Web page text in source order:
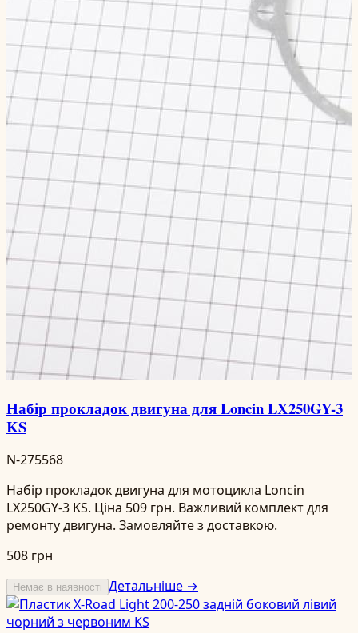
Набір прокладок двигуна для Loncin LX250GY-3
KS
N-275568
Набір прокладок двигуна для мотоцикла Loncin
LX250GY-3 KS. Ціна 509 грн. Важливий комплект для
ремонту двигуна. Замовляйте з доставкою.
508 грн
Немає в наявності Детальніше →